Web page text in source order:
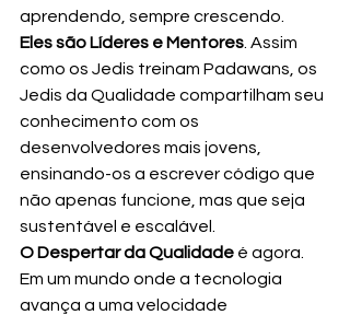
aprendendo, sempre crescendo.
Eles são Líderes e Mentores . Assim
como os Jedis treinam Padawans, os
Jedis da Qualidade compartilham seu
conhecimento com os
desenvolvedores mais jovens,
ensinando-os a escrever código que
não apenas funcione, mas que seja
sustentável e escalável.
O Despertar da Qualidade é agora.
Em um mundo onde a tecnologia
avança a uma velocidade